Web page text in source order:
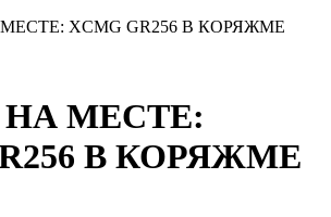
XCMG GR256 В КОРЯЖМЕ
МЕСТЕ:
В КОРЯЖМЕ